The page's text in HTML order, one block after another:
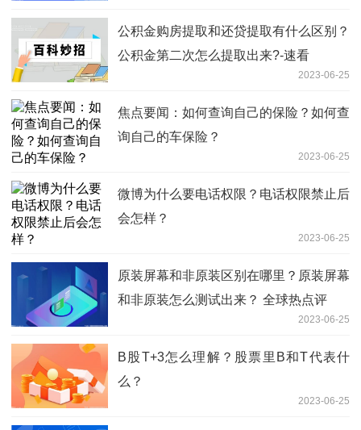
公积金购房提取和还贷提取有什么区别？
公积金第二次怎么提取出来?-速看
2023-06-25
焦点要闻：如何查询自己的保险？如何查
询自己的车保险？
2023-06-25
微博为什么要电话权限？电话权限禁止后
会怎样？
2023-06-25
原装屏幕和非原装区别在哪里？原装屏幕
和非原装怎么测试出来？ 全球热点评
2023-06-25
B股T+3怎么理解？股票里B和T代表什
么？
2023-06-25